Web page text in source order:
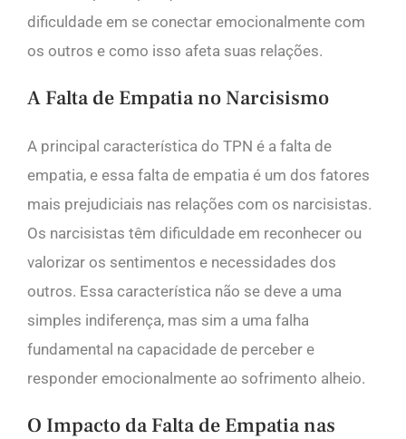
dificuldade em se conectar emocionalmente com
os outros e como isso afeta suas relações.
A Falta de Empatia no Narcisismo
A principal característica do TPN é a falta de
empatia, e essa falta de empatia é um dos fatores
mais prejudiciais nas relações com os narcisistas.
Os narcisistas têm dificuldade em reconhecer ou
valorizar os sentimentos e necessidades dos
outros. Essa característica não se deve a uma
simples indiferença, mas sim a uma falha
fundamental na capacidade de perceber e
responder emocionalmente ao sofrimento alheio.
O Impacto da Falta de Empatia nas